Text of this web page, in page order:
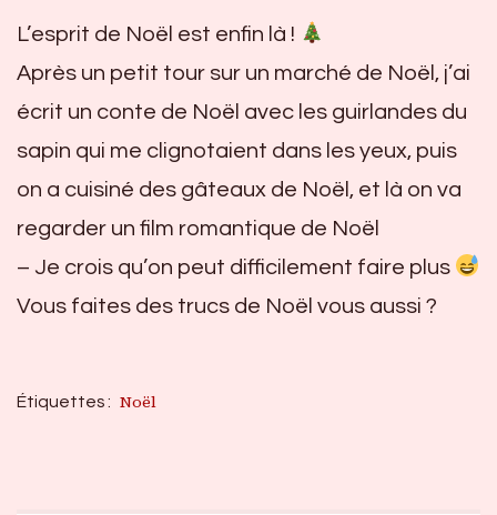
L’esprit de Noël est enfin là !
Après un petit tour sur un marché de Noël, j’ai
écrit un conte de Noël avec les guirlandes du
sapin qui me clignotaient dans les yeux, puis
on a cuisiné des gâteaux de Noël, et là on va
regarder un film romantique de Noël
– Je crois qu’on peut difficilement faire plus
Vous faites des trucs de Noël vous aussi ?
Étiquettes : Noël